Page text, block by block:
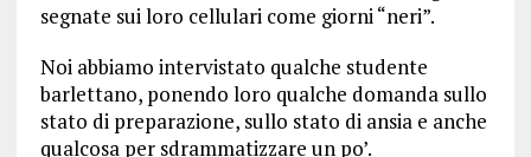
segnate sui loro cellulari come giorni “neri”.
Noi abbiamo intervistato qualche studente
barlettano, ponendo loro qualche domanda sullo
stato di preparazione, sullo stato di ansia e anche
qualcosa per sdrammatizzare un po’.